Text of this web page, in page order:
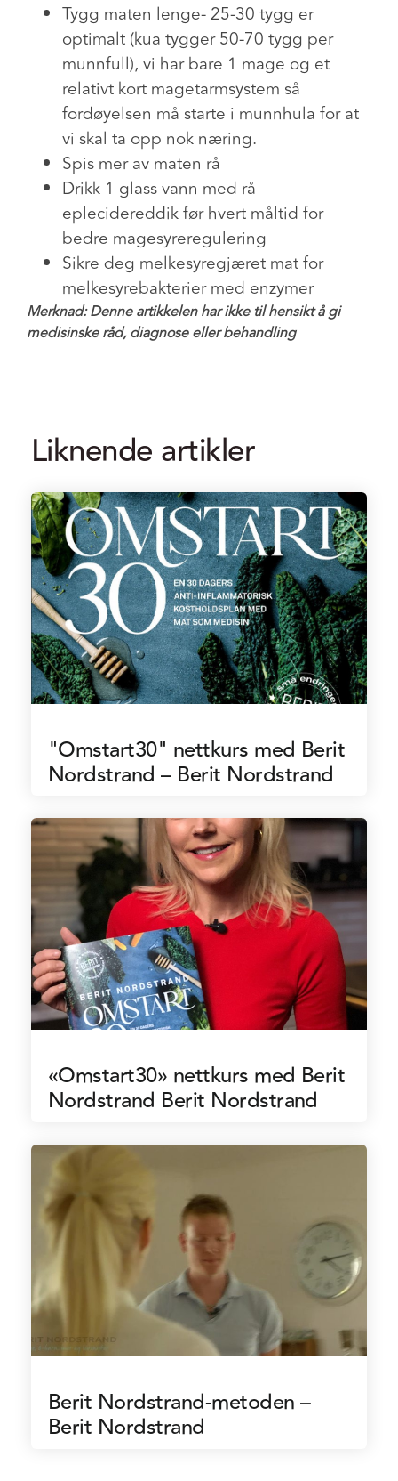
Tygg maten lenge- 25-30 tygg er
optimalt (kua tygger 50-70 tygg per
munnfull), vi har bare 1 mage og et
relativt kort magetarmsystem så
fordøyelsen må starte i munnhula for at
vi skal ta opp nok næring.
Spis mer av maten rå
Drikk 1 glass vann med rå
eplecidereddik før hvert måltid for
bedre magesyreregulering
Sikre deg melkesyregjæret mat for
melkesyrebakterier med enzymer
Merknad: Denne artikkelen har ikke til hensikt å gi
medisinske råd, diagnose eller behandling
Liknende artikler
"Omstart30" nettkurs med Berit
Nordstrand – Berit Nordstrand
«Omstart30» nettkurs med Berit
Nordstrand Berit Nordstrand
Berit Nordstrand-metoden –
Berit Nordstrand